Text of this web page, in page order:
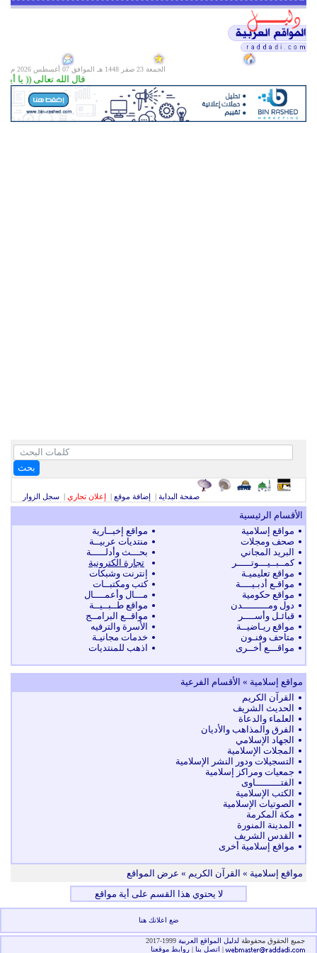
الجمعة 23 صفر 1448 هـ الموافق
قال الله تعالى (( يا
بحث
صفحة البداية | إضافة موقع | إعلان تجاري | سجل الزوار
الأقسام الرئيسية
مواقع إسلامية
صحف ومجلات
البريد المجاني
كمــبــيـــوتـــــر
مواقع تعليميـة
مواقـع أدبـيــــة
مواقع حكومية
دول ومـــــــــدن
قبائـل وأســــر
مواقع ريـاضيــة
متاحف وفنـون
مواقـــع أخــرى
مواقع إخبــارية
منتديات عربيــة
بحـــث وأدلـــــة
تجارة الكترونية
إنترنت وشبكات
كتب ومكتبــات
مـــال وأعمــــال
مواقع طــبــيــة
مواقــع البرامــج
الأسرة والترفيه
خدمات مجانيـة
اذهب للمنتديات
مواقع إسلامية » الأقسام الفرعية
القرآن الكريم
الحديث الشريف
العلماء والدعاة
الفرق والمذاهب والأديان
الجهاد الإسلامي
المجلات الإسلامية
التسجيلات ودور النشر الإسلامية
جمعيات ومراكز إسلامية
الفتـــــــــاوى
الكتب الإسلامية
الصوتيات الإسلامية
مكة المكرمة
المدينة المنورة
القدس الشريف
مواقع إسلامية أخرى
مواقع إسلامية » القرآن الكريم » عرض المواقع
لا يحتوي هذا القسم على أية مواقع
ضع اعلانك هنا
جميع الحقوق محفوظة لدليل المواقع العربية
| اتصل بنا | روابط موقعنا